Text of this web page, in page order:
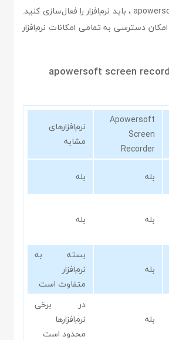
apowersoft screen recorder ، باید نرم‌افزار را فعال‌سازی کنید.
دسترسی به تمامی امکانات نرم‌افزار
Apowersoft
Screen
Recorder
نرم‌افزارهای
مشابه
بله
بله
بله بله
بله
بسته به
نرم‌افزار
متفاوت است
بله
در برخی
نرم‌افزارها
محدود است